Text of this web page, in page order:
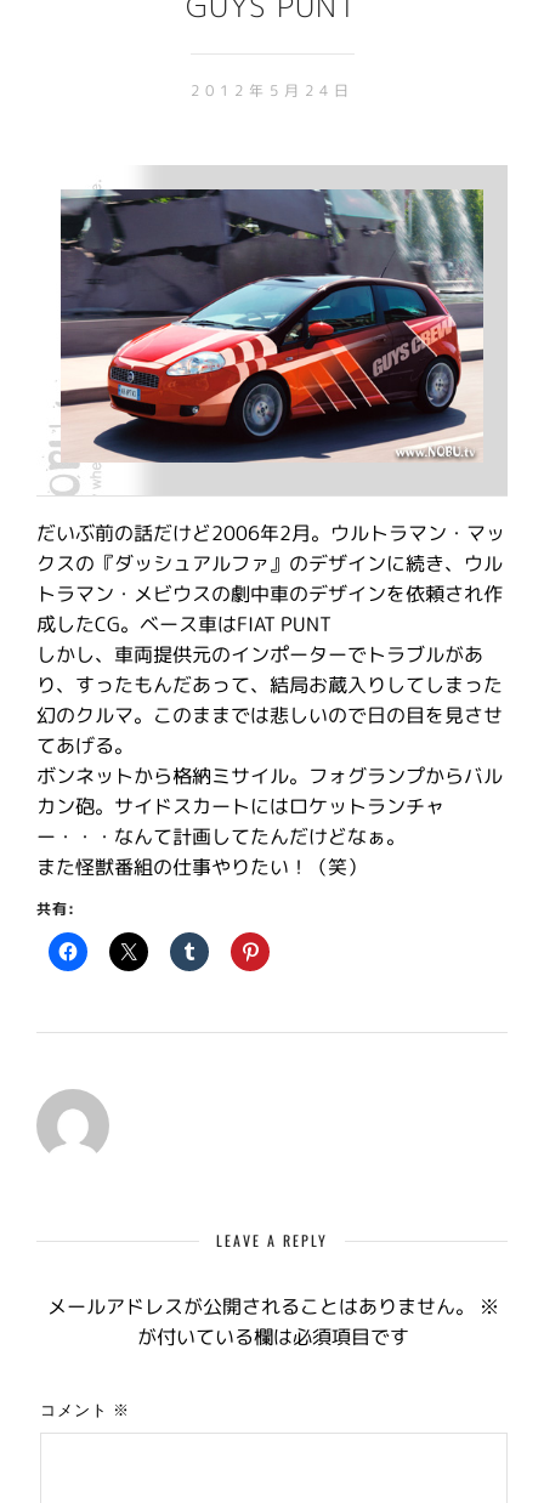
2012年5月24日
だいぶ前の話だけど2006年2月。ウルトラマン・マッ
クスの『ダッシュアルファ』のデザインに続き、ウル
トラマン・メビウスの劇中車のデザインを依頼され作
成したCG。ベース車はFIAT PUNT
しかし、車両提供元のインポーターでトラブルがあ
り、すったもんだあって、結局お蔵入りしてしまった
幻のクルマ。このままでは悲しいので日の目を見させ
てあげる。
ボンネットから格納ミサイル。フォグランプからバル
カン砲。サイドスカートにはロケットランチャ
ー・・・なんて計画してたんだけどなぁ。
また怪獣番組の仕事やりたい！（笑）
共有:
LEAVE A REPLY
メールアドレスが公開されることはありません。
※
が付いている欄は必須項目です
コメント ※